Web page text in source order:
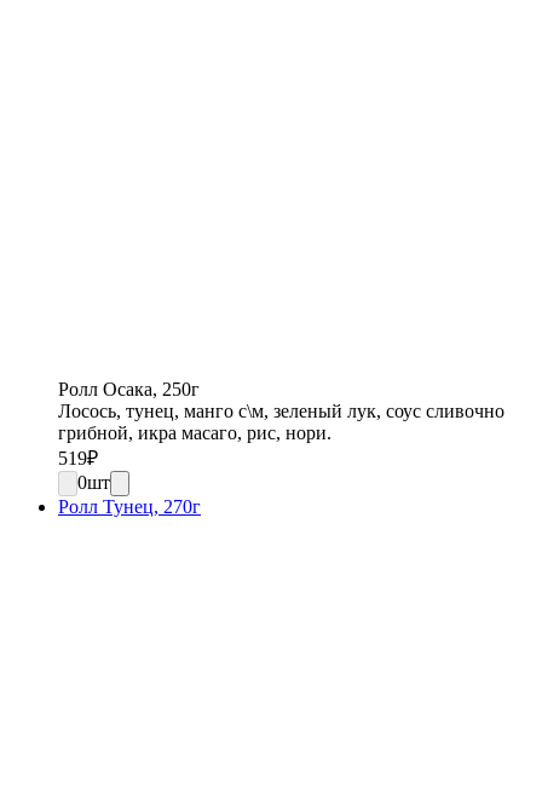
Ролл Осака, 250г
Лосось, тунец, манго с\м, зеленый лук, соус сливочно
грибной, икра масаго, рис, нори.
519₽
0шт
Ролл Тунец, 270г